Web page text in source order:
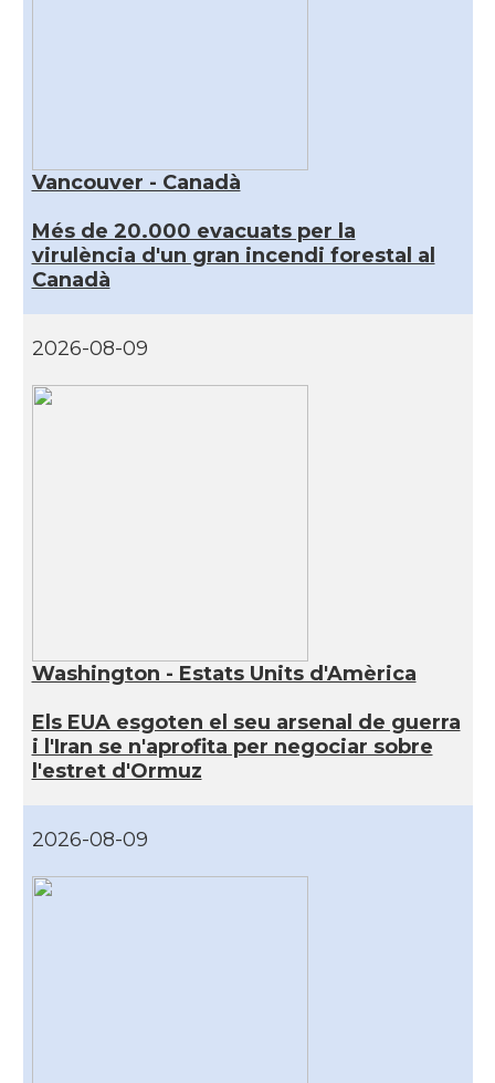
Vancouver - Canadà
Més de 20.000 evacuats per la
virulència d'un gran incendi forestal al
Canadà
2026-08-09
Washington - Estats Units d'Amèrica
Els EUA esgoten el seu arsenal de guerra
i l'Iran se n'aprofita per negociar sobre
l'estret d'Ormuz
2026-08-09